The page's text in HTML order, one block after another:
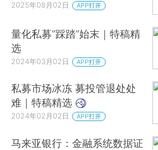
2025年08月02日 APP打开
量化私募“踩踏”始末｜特稿精
选
2024年03月02日 APP打开
私募市场冰冻 募投管退处处
难｜特稿精选
2024年02月02日 APP打开
马来亚银行：金融系统数据证